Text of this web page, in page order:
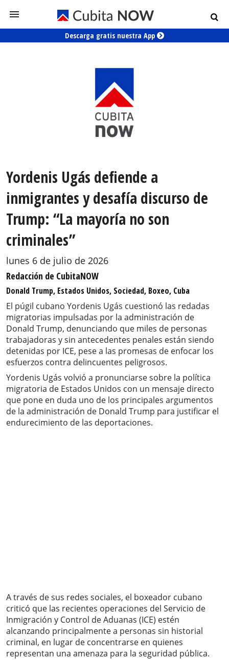
Descarga gratis nuestra App
Yordenis Ugás defiende a
inmigrantes y desafía discurso de
Trump: “La mayoría no son
criminales”
lunes 6 de julio de 2026
Redacción de CubitaNOW
Donald Trump, Estados Unidos, Sociedad, Boxeo, Cuba
El púgil cubano Yordenis Ugás cuestionó las redadas
migratorias impulsadas por la administración de
Donald Trump, denunciando que miles de personas
trabajadoras y sin antecedentes penales están siendo
detenidas por ICE, pese a las promesas de enfocar los
esfuerzos contra delincuentes peligrosos.
Yordenis Ugás volvió a pronunciarse sobre la política
migratoria de Estados Unidos con un mensaje directo
que pone en duda uno de los principales argumentos
de la administración de Donald Trump para justificar el
endurecimiento de las deportaciones.
A través de sus redes sociales, el boxeador cubano
criticó que las recientes operaciones del Servicio de
Inmigración y Control de Aduanas (ICE) estén
alcanzando principalmente a personas sin historial
criminal, en lugar de concentrarse en quienes
representan una amenaza para la seguridad pública.